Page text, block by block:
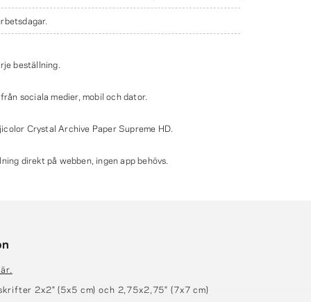
beställning.
sociala medier, mobil och dator.
Crystal Archive Paper Supreme HD.
direkt på webben, ingen app behövs.
2x2" (5x5 cm) och 2,75x2,75" (7x7 cm)